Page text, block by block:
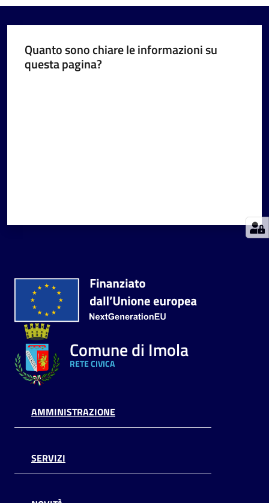
Quanto sono chiare le informazioni su
questa pagina?
Comune di Imola
RETE CIVICA
AMMINISTRAZIONE
SERVIZI